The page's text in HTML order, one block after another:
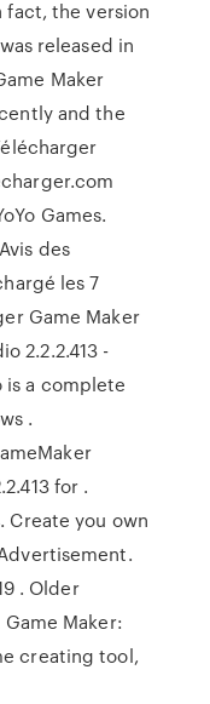
fact, the version
released in
Maker
and the
Games.
des
les 7
Game Maker
2.2.2.413 -
is a complete
.
for .
Create you own
. Older
Maker:
creating tool,